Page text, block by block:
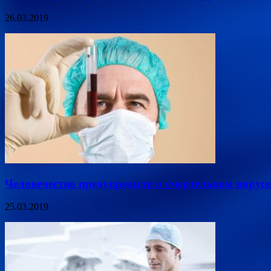
26.03.2019
Человечество предупредили о смертельном
25.03.2019